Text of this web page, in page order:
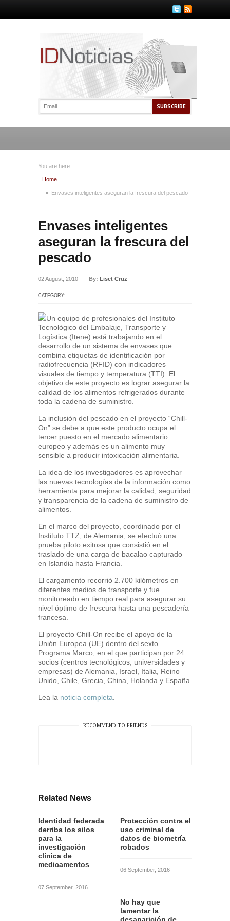
You are here:
Home
Envases inteligentes aseguran la frescura del pescado
Envases inteligentes
aseguran la frescura del
pescado
02 August, 2010 By: Liset Cruz
CATEGORY:
Un equipo de profesionales del Instituto
Tecnológico del Embalaje, Transporte y
Logística (Itene) está trabajando en el
desarrollo de un sistema de envases que
combina etiquetas de identificación por
radiofrecuencia (RFID) con indicadores
visuales de tiempo y temperatura (TTI). El
objetivo de este proyecto es lograr asegurar la
calidad de los alimentos refrigerados durante
toda la cadena de suministro.
La inclusión del pescado en el proyecto “Chill-
On” se debe a que este producto ocupa el
tercer puesto en el mercado alimentario
europeo y además es un alimento muy
sensible a producir intoxicación alimentaria.
La idea de los investigadores es aprovechar
las nuevas tecnologías de la información como
herramienta para mejorar la calidad, seguridad
y transparencia de la cadena de suministro de
alimentos.
En el marco del proyecto, coordinado por el
Instituto TTZ, de Alemania, se efectuó una
prueba piloto exitosa que consistió en el
traslado de una carga de bacalao capturado
en Islandia hasta Francia.
El cargamento recorrió 2.700 kilómetros en
diferentes medios de transporte y fue
monitoreado en tiempo real para asegurar su
nivel óptimo de frescura hasta una pescadería
francesa.
El proyecto Chill-On recibe el apoyo de la
Unión Europea (UE) dentro del sexto
Programa Marco, en el que participan por 24
socios (centros tecnológicos, universidades y
empresas) de Alemania, Israel, Italia, Reino
Unido, Chile, Grecia, China, Holanda y España.
Lea la noticia completa
RECOMMEND TO FRIENDS
Related News
Identidad federada
derriba los silos
para la
investigación
clínica de
medicamentos
07 September, 2016
Protección contra el
uso criminal de
datos de biometría
robados
06 September, 2016
No hay que
lamentar la